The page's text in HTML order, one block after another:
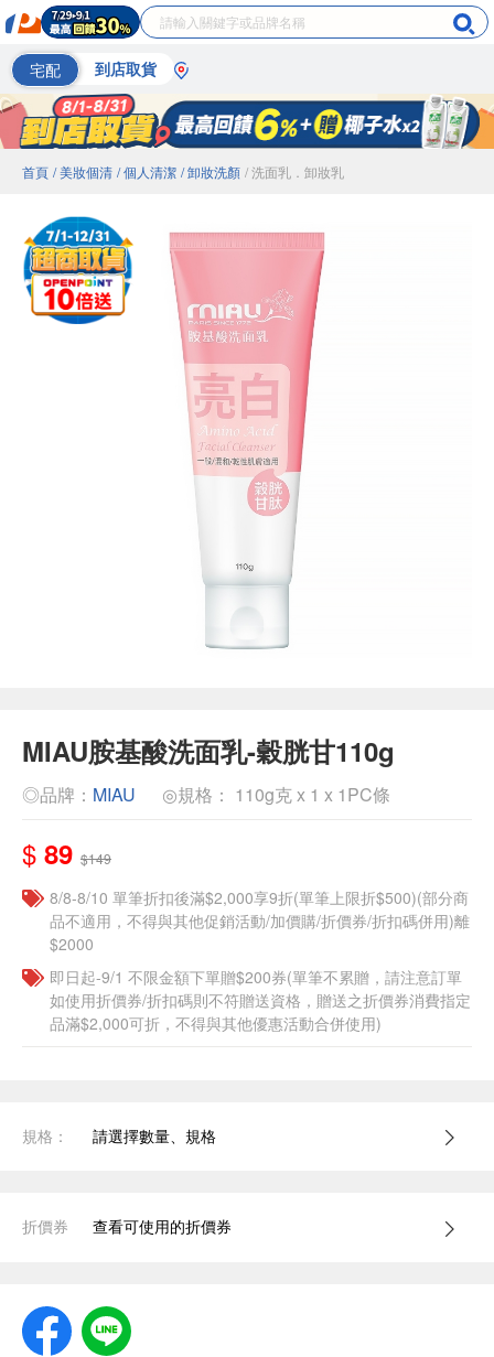
宅配 到店取貨
首頁 / 美妝個清 / 個人清潔 / 卸妝洗顏 / 洗面乳．卸妝乳
MIAU胺基酸洗面乳-穀胱甘110g
◎品牌： MIAU ◎規格： 110g克 x 1 x 1PC條
$ 89 $149
8/8-8/10 單筆折扣後滿$2,000享9折(單筆上限折$500)(部分商
品不適用，不得與其他促銷活動/加價購/折價券/折扣碼併用)離
$2000
即日起-9/1 不限金額下單贈$200券(單筆不累贈，請注意訂單
如使用折價券/折扣碼則不符贈送資格，贈送之折價券消費指定
品滿$2,000可折，不得與其他優惠活動合併使用)
規格： 請選擇數量、規格
折價券 查看可使用的折價券